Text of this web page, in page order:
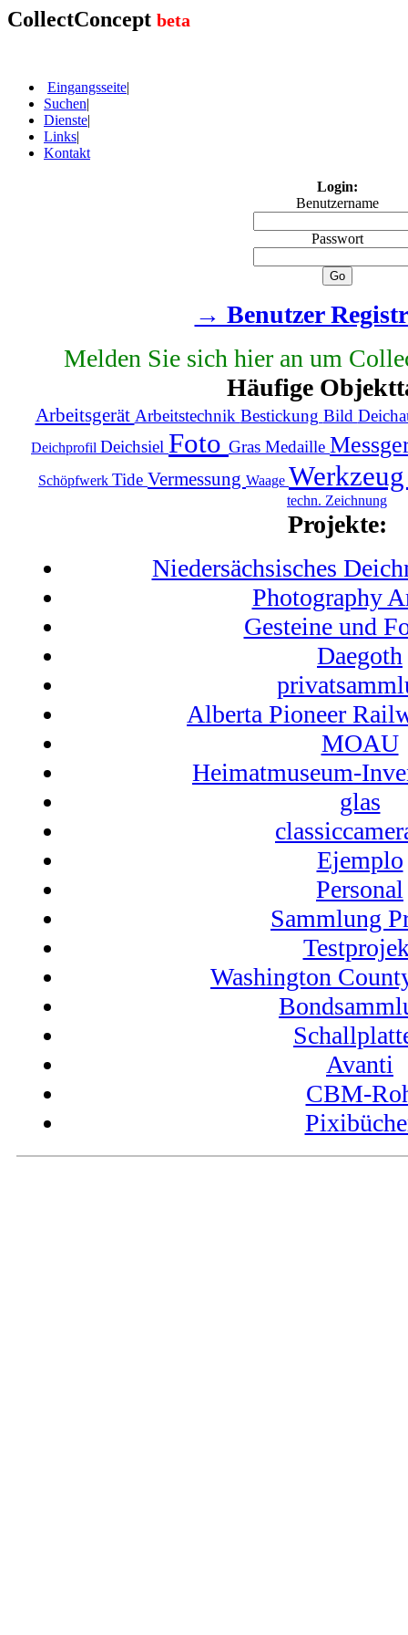
CollectConcept beta
Eingangsseite|
Suchen|
Dienste|
Links|
Kontakt
Login:
Benutzername
Passwort
→ Benutzer
Melden Sie sich hier an um
Häufige
Arbeitsgerät Arbeitstechnik Bestickung Bild
Deichprofil Deichsiel Foto Gras Medaille
Schöpfwerk Tide Vermessung Waage
techn. Zeichnung
Projekte:
Niedersächsisches
Photography
Gesteine und
Daegoth
Alberta Pioneer
MOAU
Heimatmuseum-
glas
Ejemplo
Personal
Sammlung
Washington
Avanti
CBM-